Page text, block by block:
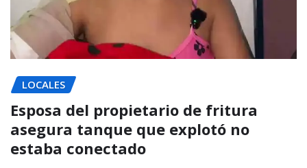
LOCALES
Esposa del propietario de fritura
asegura tanque que explotó no
estaba conectado